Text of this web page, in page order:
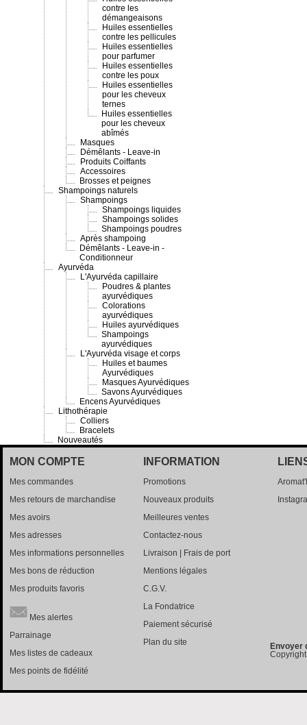
contre les
démangeaisons
Huiles essentielles
contre les pellicules
Huiles essentielles
pour parfumer
Huiles essentielles
contre les poux
Huiles essentielles
pour les cheveux
ternes
Huiles essentielles
pour les cheveux
abîmés
Masques
Démêlants - Leave-in
Produits Coiffants
Accessoires
Brosses et peignes
Shampoings naturels
Shampoings
Shampoings liquides
Shampoings solides
Shampoings poudres
Après shampoing
Démêlants - Leave-in -
Conditionneur
Ayurvéda
L'Ayurvéda capillaire
Poudres & plantes
ayurvédiques
Colorations
ayurvédiques
Huiles ayurvédiques
Shampoings
ayurvédiques
L'Ayurvéda visage et corps
Huiles et baumes
Ayurvédiques
Masques Ayurvédiques
Savons Ayurvédiques
Encens Ayurvédiques
Lithothérapie
Colliers
Bracelets
Nouveautés
MON COMPTE
Mes commandes
Mes retours de marchandise
Mes avoirs
Mes adresses
Mes informations personnelles
Mes bons de réduction
Mes produits favoris
Mes alertes
Parrainage
Mes listes de cadeaux
Mes points de fidélité
INFORMATION
Promotions
Nouveaux produits
Meilleures ventes
Contactez-nous
Livraison | Frais de port
Mentions légales
C.G.V.
La Fondatrice
Paiement sécurisé
Plan du site
Envoyer